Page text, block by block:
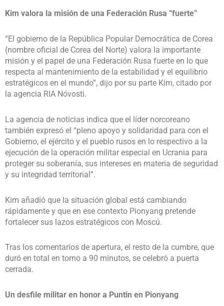
Kim valora la misión de una Federación Rusa “fuerte”
“El gobierno de la República Popular Democrática de Corea
(nombre oficial de Corea del Norte) valora la importante
misión y el papel de una Federación Rusa fuerte en lo que
respecta al mantenimiento de la estabilidad y el equilibrio
estratégicos en el mundo”, dijo por su parte Kim, citado por
la agencia RIA Nóvosti.
La agencia de noticias indica que el líder norcoreano
también expresó el “pleno apoyo y solidaridad para con el
Gobierno, el ejército y el pueblo rusos en lo respectivo a la
ejecución de la operación militar especial en Ucrania para
proteger su soberanía, sus intereses en materia de seguridad
y su integridad territorial”.
Kim añadió que la situación global está cambiando
rápidamente y que en ese contexto Pionyang pretende
fortalecer sus lazos estratégicos con Moscú.
Tras los comentarios de apertura, el resto de la cumbre, que
duró en total en torno a 90 minutos, se celebró a puerta
cerrada.
Un desfile militar en honor a Puntin en Pionyang